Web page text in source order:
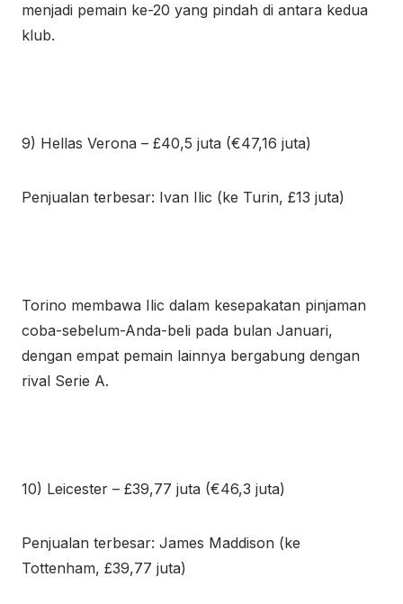
menjadi pemain ke-20 yang pindah di antara kedua
klub.
9) Hellas Verona – £40,5 juta (€47,16 juta)
Penjualan terbesar: Ivan Ilic (ke Turin, £13 juta)
Torino membawa Ilic dalam kesepakatan pinjaman
coba-sebelum-Anda-beli pada bulan Januari,
dengan empat pemain lainnya bergabung dengan
rival Serie A.
10) Leicester – £39,77 juta (€46,3 juta)
Penjualan terbesar: James Maddison (ke
Tottenham, £39,77 juta)